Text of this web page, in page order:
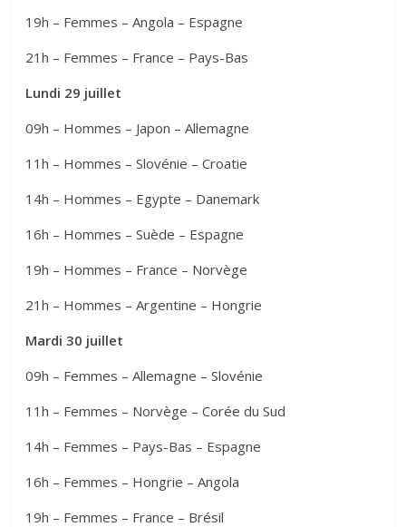
19h – Femmes – Angola – Espagne
21h – Femmes – France – Pays-Bas
Lundi 29 juillet
09h – Hommes – Japon – Allemagne
11h – Hommes – Slovénie – Croatie
14h – Hommes – Egypte – Danemark
16h – Hommes – Suède – Espagne
19h – Hommes – France – Norvège
21h – Hommes – Argentine – Hongrie
Mardi 30 juillet
09h – Femmes – Allemagne – Slovénie
11h – Femmes – Norvège – Corée du Sud
14h – Femmes – Pays-Bas – Espagne
16h – Femmes – Hongrie – Angola
19h – Femmes – France – Brésil